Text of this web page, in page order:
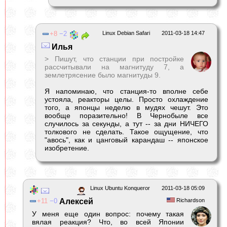
2011-03-18 14:47
Linux Debian Safari
8 2
Илья
> Пишут, что станции при постройке
рассчитывали на магнитуду 7, а
землетрясение было магнитуды 9.
Я напоминаю, что станция-то вполне себе
устояла, реакторы целы. Просто охлаждение
того, а японцы неделю в мудях чешут. Это
вообще поразительно! В Чернобыле все
случилось за секунды, а тут -- за дни НИЧЕГО
толкового не сделать. Такое ощущение, что
"авось", как и цанговый карандаш -- японское
изобретение.
2011-03-18 05:09
Linux Ubuntu Konqueror
Richardson
11 0 Алексей
У меня еще один вопрос: почему такая
вялая реакция? Что, во всей Японии